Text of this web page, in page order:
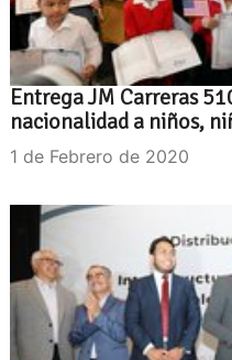
Entrega JM Carreras
nacionalidad a niños,
1 de Febrero de 2020